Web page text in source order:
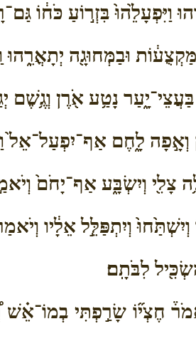
בִּזְר֣וֹעַ כֹּח֔וֹ
וּבַמְּחוּגָ֖ה
נָטַ֥ע אֹ֖רֶן וְגֶ֥שֶׁם
לָ֑חֶם אַף־יִפְעַל־אֵל֙
צָלִ֖י וְיִשְׂבָּ֑ע אַף־יָחֹם֙
וְיִתְפַּלֵּ֣ל אֵלָ֔יו
לִבֹּתָֽם׃
חֶצְי֞וֹ שָׂרַ֣פְתִּי